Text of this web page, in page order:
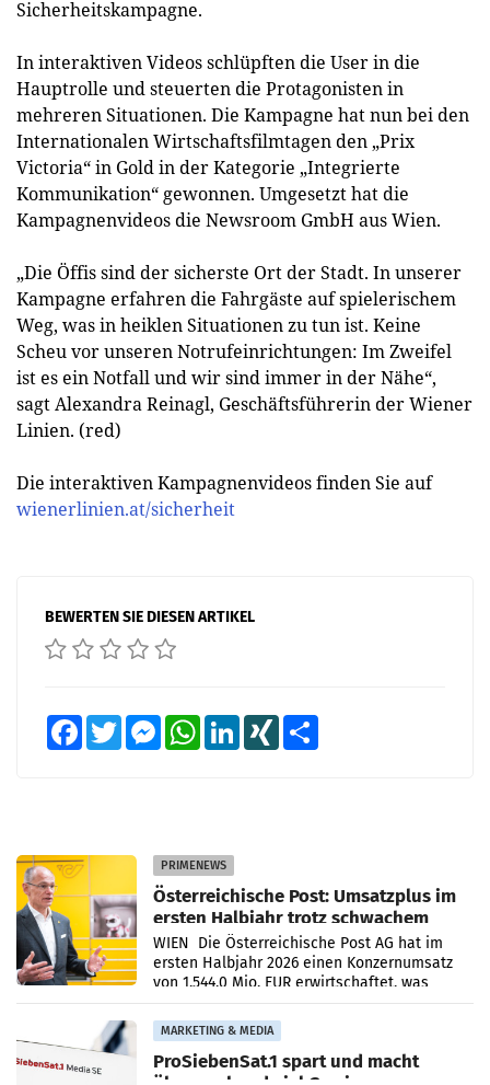
Sicherheitskampagne.
In interaktiven Videos schlüpften die User in die
Hauptrolle und steuerten die Protagonisten in
mehreren Situationen. Die Kampagne hat nun bei den
Internationalen Wirtschaftsfilmtagen den „Prix
Victoria“ in Gold in der Kategorie „Integrierte
Kommunikation“ gewonnen. Umgesetzt hat die
Kampagnenvideos die Newsroom GmbH aus Wien.
„Die Öffis sind der sicherste Ort der Stadt. In unserer
Kampagne erfahren die Fahrgäste auf spielerischem
Weg, was in heiklen Situationen zu tun ist. Keine
Scheu vor unseren Notrufeinrichtungen: Im Zweifel
ist es ein Notfall und wir sind immer in der Nähe“,
sagt Alexandra Reinagl, Geschäftsführerin der Wiener
Linien. (red)
Die interaktiven Kampagnenvideos finden Sie auf
wienerlinien.at/sicherheit
BEWERTEN SIE DIESEN ARTIKEL
FacebookTwitter MessengerWhatsAppLinkedInXING
PRIMENEWS
Österreichische Post: Umsatzplus im
ersten Halbjahr trotz schwachem
Briefgeschäft
WIEN Die Österreichische Post AG hat im
ersten Halbjahr 2026 einen Konzernumsatz
von 1.544,0 Mio. EUR erwirtschaftet, was
einem Plus von 3,8 Prozent gegenüber dem
Vergleichszeitraum
MARKETING & MEDIA
ProSiebenSat.1 spart und macht